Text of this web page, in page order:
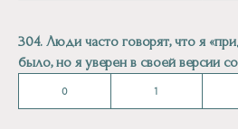
304. Люди часто говорят, что я
было, но я уверен в своей версии
0 1